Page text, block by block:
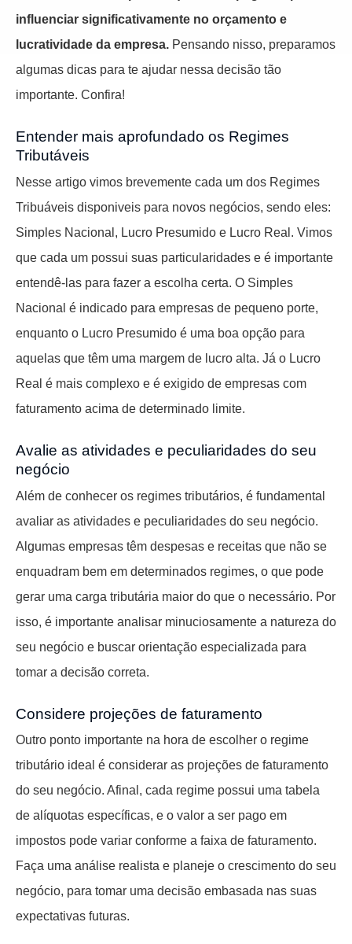
influenciar significativamente no orçamento e
lucratividade da empresa. Pensando nisso, preparamos
algumas dicas para te ajudar nessa decisão tão
importante. Confira!
Entender mais aprofundado os Regimes
Tributáveis
Nesse artigo vimos brevemente cada um dos Regimes
Tribuáveis disponiveis para novos negócios, sendo eles:
Simples Nacional, Lucro Presumido e Lucro Real. Vimos
que cada um possui suas particularidades e é importante
entendê-las para fazer a escolha certa. O Simples
Nacional é indicado para empresas de pequeno porte,
enquanto o Lucro Presumido é uma boa opção para
aquelas que têm uma margem de lucro alta. Já o Lucro
Real é mais complexo e é exigido de empresas com
faturamento acima de determinado limite.
Avalie as atividades e peculiaridades do seu
negócio
Além de conhecer os regimes tributários, é fundamental
avaliar as atividades e peculiaridades do seu negócio.
Algumas empresas têm despesas e receitas que não se
enquadram bem em determinados regimes, o que pode
gerar uma carga tributária maior do que o necessário. Por
isso, é importante analisar minuciosamente a natureza do
seu negócio e buscar orientação especializada para
tomar a decisão correta.
Considere projeções de faturamento
Outro ponto importante na hora de escolher o regime
tributário ideal é considerar as projeções de faturamento
do seu negócio. Afinal, cada regime possui uma tabela
de alíquotas específicas, e o valor a ser pago em
impostos pode variar conforme a faixa de faturamento.
Faça uma análise realista e planeje o crescimento do seu
negócio, para tomar uma decisão embasada nas suas
expectativas futuras.